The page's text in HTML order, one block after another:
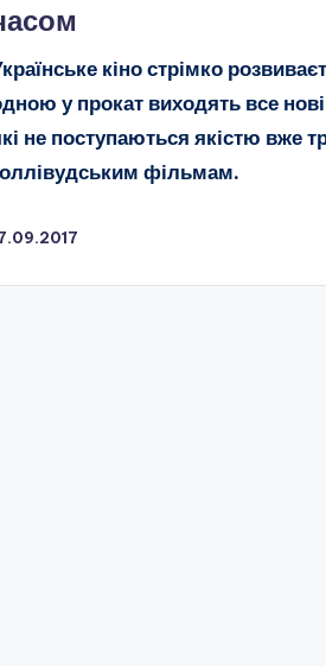
кіно стрімко
у прокат виходять все нові
не поступаються якістю вже
фільмам.